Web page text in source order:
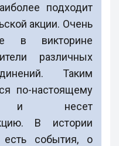
подходит
акции. Очень
в викторине
различных
Таким
по-настоящему
и несет
В истории
есть события, о